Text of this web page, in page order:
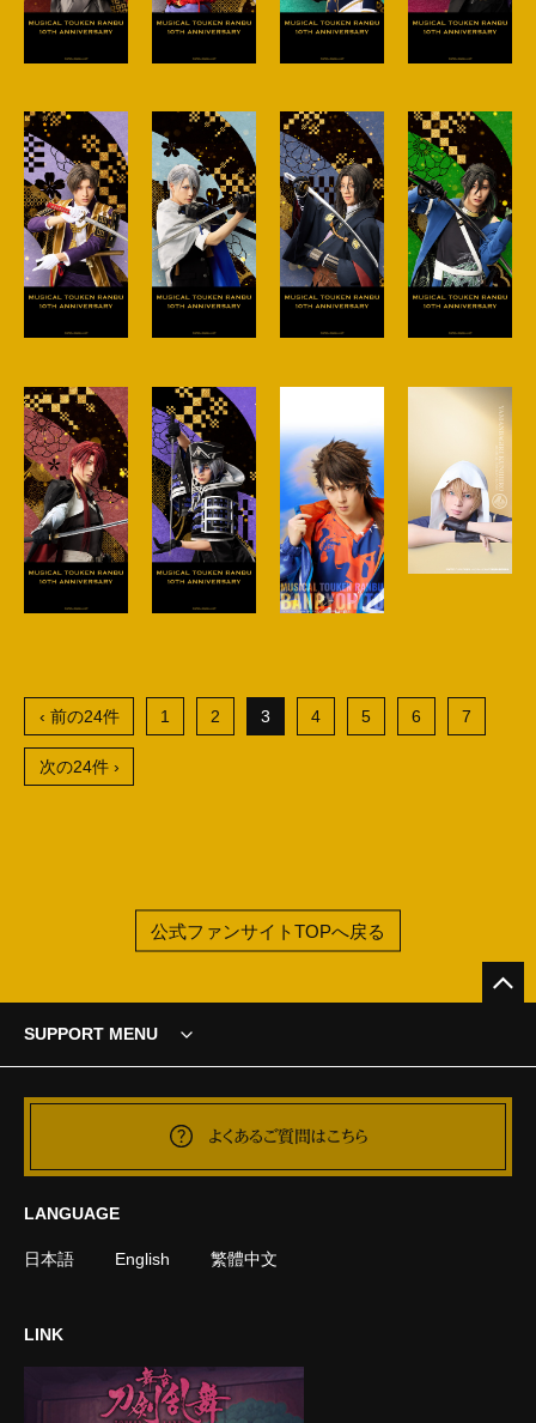
‹ 前の24件 1 2 3 4 5 6 7
次の24件 ›
公式ファンサイトTOPへ戻る
SUPPORT MENU
よくあるご質問はこちら
LANGUAGE
日本語 English 繁體中文
LINK